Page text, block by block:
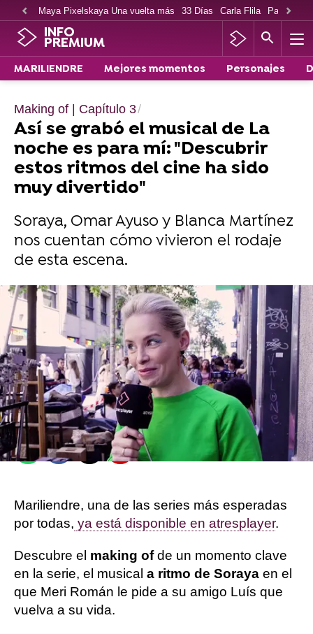
Maya Pixelskaya Una vuelta más 33 Días Carla Flila Paco
INFO
PREMIUM
MARILIENDRE Mejores momentos Personajes
Making of | Capítulo 3
Así se grabó el musical de La
noche es para mí: "Descubrir
estos ritmos del cine ha sido
muy divertido"
Soraya, Omar Ayuso y Blanca Martínez
nos cuentan cómo vivieron el rodaje
de esta escena.
Sandra Lázaro |
Ximena Rodero
Publicado:14 de mayo de 2025, 19:32
WhatsappFacebook
X Flipboard
Mariliendre, una de las series más esperadas
por todas, ya está disponible en atresplayer.
Descubre el making ofde un momento clave
en la serie, el musical a ritmo de Soraya en el
que Meri Román le pide a su amigo Luís que
vuelva a su vida.